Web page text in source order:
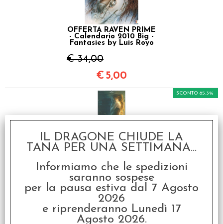
OFFERTA RAVEN PRIME
- Calendario 2010 Big -
Fantasies by Luis Royo
€ 34,00
€ 5,00
OFFERTA RAVEN PRIME
- Calendario 2010
Vertical - Elixir by
Mélanie Delon
€ 34,00
SCONTO 85.3%
IL DRAGONE CHIUDE LA
TANA PER UNA SETTIMANA...
Informiamo che le spedizioni
saranno sospese
per la pausa estiva dal 7 Agosto
2026
e riprenderanno Lunedì 17
Agosto 2026.